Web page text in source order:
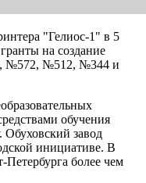
"Гелиос-1" в 5
на создание
№572, №512, №344 и
обучения
Обуховский завод
инициативе. В
более чем